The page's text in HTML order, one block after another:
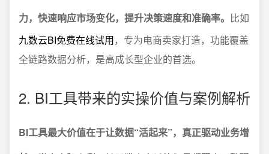
力，快速响应市场变化，提升决策速度和准确率。 比如
九数云BI免费在线试用，专为电商卖家打造，功能覆盖
全链路数据分析，是高成长型企业的首选。
2. BI工具带来的实操价值与案例解析
BI工具最大价值在于让数据“活起来”，真正驱动业务增